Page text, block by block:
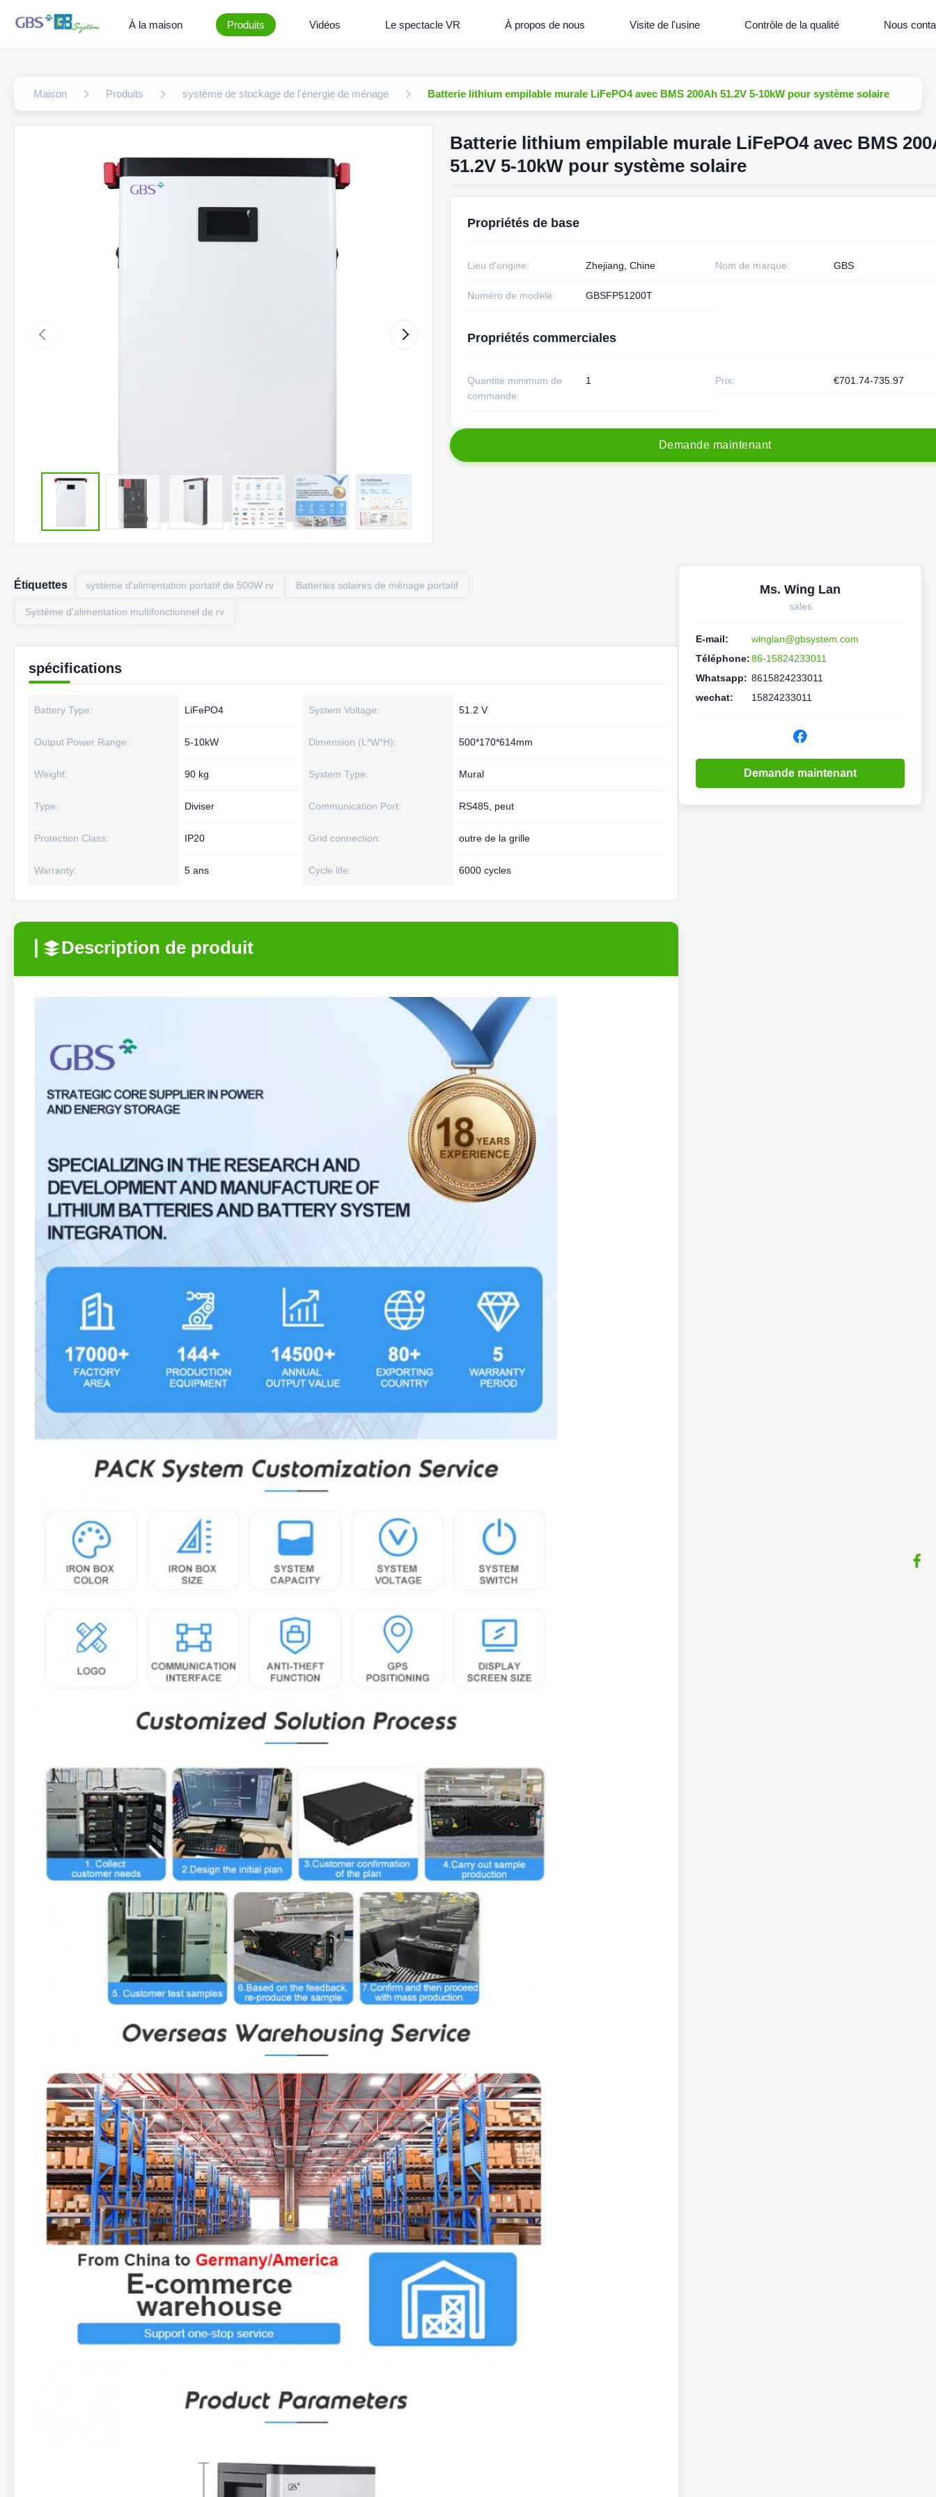
À la maison Produits Vidéos Le spectacle VR À propos de nous Visite de l'usine Contrôle de la qualité Nous
Maison Produits système de stockage de l'énergie de ménage Batterie lithium empilable murale LiFePO4 avec BMS 200Ah 51.2V 5-10kW pour système solaire
Batterie lithium empilable murale LiFePO4 avec BMS
51.2V 5-10kW pour système solaire
Propriétés de base
Lieu d'origine: Zhejiang, Chine Nom de marque: GBS
Numéro de modèle: GBSFP51200T
Propriétés commerciales
Quantité minimum de
commande:
1 Prix: €701.74-735.97
Demande maintenant
Étiquettes système d'alimentation portatif de 500W rv Batteries solaires de ménage portatif
Système d'alimentation multifonctionnel de rv
spécifications
Battery Type: LiFePO4 System Voltage: 51.2 V
Output Power Range: 5-10kW Dimension (L*W*H): 500*170*614mm
Weight: 90 kg System Type: Mural
Type: Diviser Communication Port: RS485, peut
Protection Class: IP20 Grid connection: outre de la grille
Warranty: 5 ans Cycle life: 6000 cycles
Description de produit
Ms. Wing Lan
sales
E-mail:
winglan@gbsystem.com
Téléphone:86-15824233011
Whatsapp: 8615824233011
wechat:
15824233011
Demande maintenant